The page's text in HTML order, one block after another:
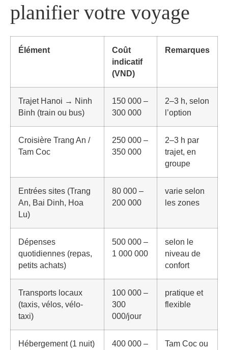
planifier votre voyage
Élément
Coût
indicatif
(VND)
Remarques
Trajet Hanoi → Ninh
Binh (train ou bus)
150 000 –
300 000
2–3 h, selon
l’option
Croisière Trang An /
Tam Coc
250 000 –
350 000
2–3 h par
trajet, en
groupe
Entrées sites (Trang
An, Bai Dinh, Hoa
Lu)
80 000 –
200 000
varie selon
les zones
Dépenses
quotidiennes (repas,
petits achats)
500 000 –
1 000 000
selon le
niveau de
confort
Transports locaux
(taxis, vélos, vélo-
taxi)
100 000 –
300
000/jour
pratique et
flexible
Hébergement (1 nuit)
400 000 –
Tam Coc ou